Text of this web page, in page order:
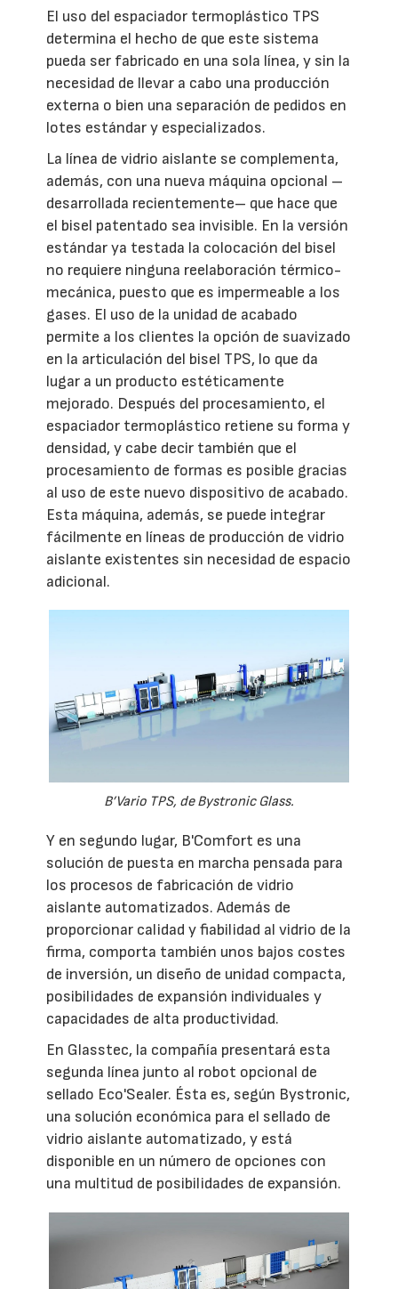
El uso del espaciador termoplástico TPS
determina el hecho de que este sistema
pueda ser fabricado en una sola línea, y sin la
necesidad de llevar a cabo una producción
externa o bien una separación de pedidos en
lotes estándar y especializados.
La línea de vidrio aislante se complementa,
además, con una nueva máquina opcional –
desarrollada recientemente– que hace que
el bisel patentado sea invisible. En la versión
estándar ya testada la colocación del bisel
no requiere ninguna reelaboración térmico-
mecánica, puesto que es impermeable a los
gases. El uso de la unidad de acabado
permite a los clientes la opción de suavizado
en la articulación del bisel TPS, lo que da
lugar a un producto estéticamente
mejorado. Después del procesamiento, el
espaciador termoplástico retiene su forma y
densidad, y cabe decir también que el
procesamiento de formas es posible gracias
al uso de este nuevo dispositivo de acabado.
Esta máquina, además, se puede integrar
fácilmente en líneas de producción de vidrio
aislante existentes sin necesidad de espacio
adicional.
B’Vario TPS, de Bystronic Glass.
Y en segundo lugar, B'Comfort es una
solución de puesta en marcha pensada para
los procesos de fabricación de vidrio
aislante automatizados. Además de
proporcionar calidad y fiabilidad al vidrio de la
firma, comporta también unos bajos costes
de inversión, un diseño de unidad compacta,
posibilidades de expansión individuales y
capacidades de alta productividad.
En Glasstec, la compañía presentará esta
segunda línea junto al robot opcional de
sellado Eco'Sealer. Ésta es, según Bystronic,
una solución económica para el sellado de
vidrio aislante automatizado, y está
disponible en un número de opciones con
una multitud de posibilidades de expansión.